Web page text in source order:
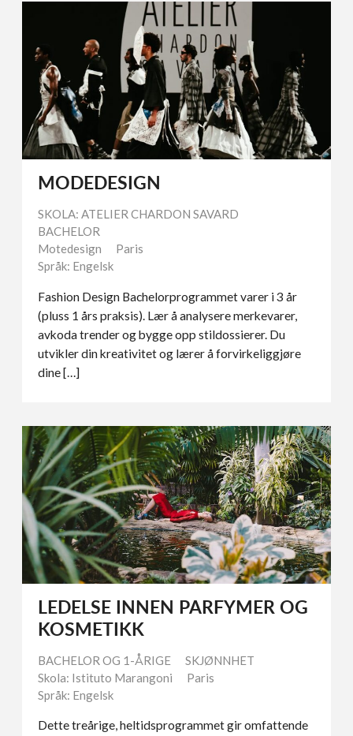
MODEDESIGN
SKOLA: ATELIER CHARDON SAVARD
BACHELOR
Motedesign
Paris
Språk: Engelsk
Fashion Design Bachelorprogrammet varer i 3 år
(pluss 1 års praksis). Lær å analysere merkevarer,
avkoda trender og bygge opp stildossierer. Du
utvikler din kreativitet og lærer å forvirkeliggjøre
dine […]
LEDELSE INNEN PARFYMER OG
KOSMETIKK
BACHELOR OG 1-ÅRIGE
SKJØNNHET
Skola: Istituto Marangoni
Paris
Språk: Engelsk
Dette treårige, heltidsprogrammet gir omfattende